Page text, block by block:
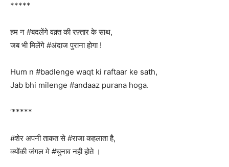
*****
हम न #बदलेंगे वक़्त की रफ़्तार के साथ,
जब भी मिलेंगे #अंदाज पुराना होगा !
Hum n #badlenge waqt ki raftaar ke sath,
Jab bhi milenge #andaaz purana hoga.
‘*****
#शेर अपनी ताकत से #राजा कहलाता है,
क्योंकी जंगल मे #चुनाव नही होते ।